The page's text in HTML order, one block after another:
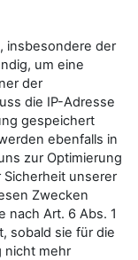
insbesondere der
um eine
der
die IP-Adresse
gespeichert
ebenfalls in
zur Optimierung
unserer
Zwecken
nach Art. 6 Abs. 1
sobald sie für die
nicht mehr